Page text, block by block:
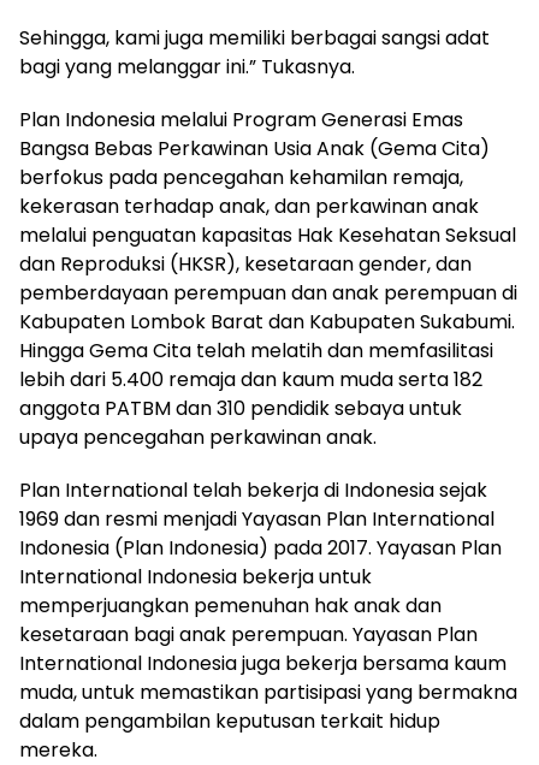
Sehingga, kami juga memiliki berbagai sangsi adat
bagi yang melanggar ini.” Tukasnya.
Plan Indonesia melalui Program Generasi Emas
Bangsa Bebas Perkawinan Usia Anak (Gema Cita)
berfokus pada pencegahan kehamilan remaja,
kekerasan terhadap anak, dan perkawinan anak
melalui penguatan kapasitas Hak Kesehatan Seksual
dan Reproduksi (HKSR), kesetaraan gender, dan
pemberdayaan perempuan dan anak perempuan di
Kabupaten Lombok Barat dan Kabupaten Sukabumi.
Hingga Gema Cita telah melatih dan memfasilitasi
lebih dari 5.400 remaja dan kaum muda serta 182
anggota PATBM dan 310 pendidik sebaya untuk
upaya pencegahan perkawinan anak.
Plan International telah bekerja di Indonesia sejak
1969 dan resmi menjadi Yayasan Plan International
Indonesia (Plan Indonesia) pada 2017. Yayasan Plan
International Indonesia bekerja untuk
memperjuangkan pemenuhan hak anak dan
kesetaraan bagi anak perempuan. Yayasan Plan
International Indonesia juga bekerja bersama kaum
muda, untuk memastikan partisipasi yang bermakna
dalam pengambilan keputusan terkait hidup
mereka.